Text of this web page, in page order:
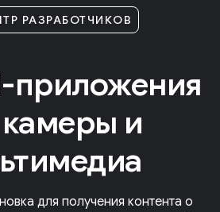
РАЗРАБОТЧИКОВ
приложения
и
для получения контента о